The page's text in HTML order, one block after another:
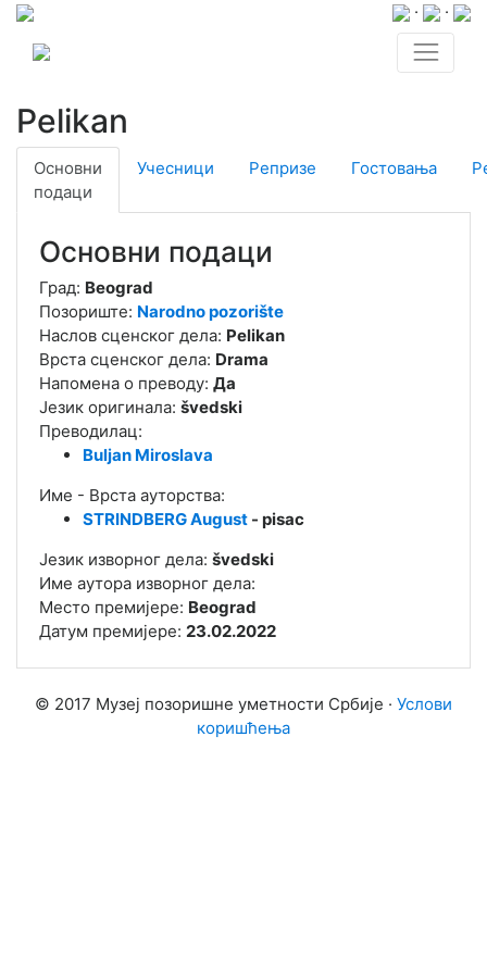
· ·
Pelikan
Основни
подаци
Учесници Репризе Гостовања
Основни подаци
Град: Beograd
Позориште: Narodno pozorište
Наслов сценског дела: Pelikan
Врста сценског дела: Drama
Напомена о преводу: Да
Језик оригинала: švedski
Преводилац:
Buljan Miroslava
Име - Врста ауторства:
STRINDBERG August - pisac
Језик изворног дела: švedski
Име аутора изворног дела:
Место премијере: Beograd
Датум премијере: 23.02.2022
© 2017 Музеј позоришне уметности Србије · Услови
коришћења